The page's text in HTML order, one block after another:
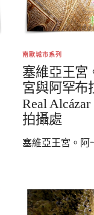
南歐城市系列
塞維亞王宮
宮與阿罕布
Real
拍攝處
塞維亞王宮。阿